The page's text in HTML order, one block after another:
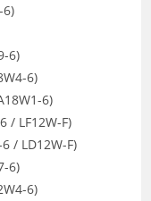
6)
6)
6)
6)
/ LF12W-F)
/ LD12W-F)
6)
6)